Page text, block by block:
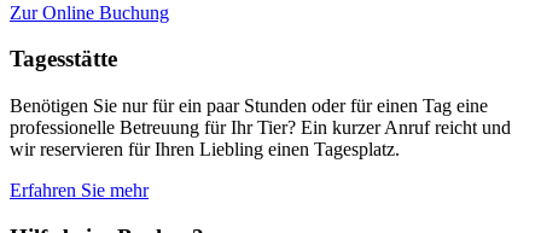
Zur Online Buchung
Tagesstätte
Benötigen Sie nur für ein paar Stunden oder für einen Tag eine
professionelle Betreuung für Ihr Tier? Ein kurzer Anruf reicht und
wir reservieren für Ihren Liebling einen Tagesplatz.
Erfahren Sie mehr